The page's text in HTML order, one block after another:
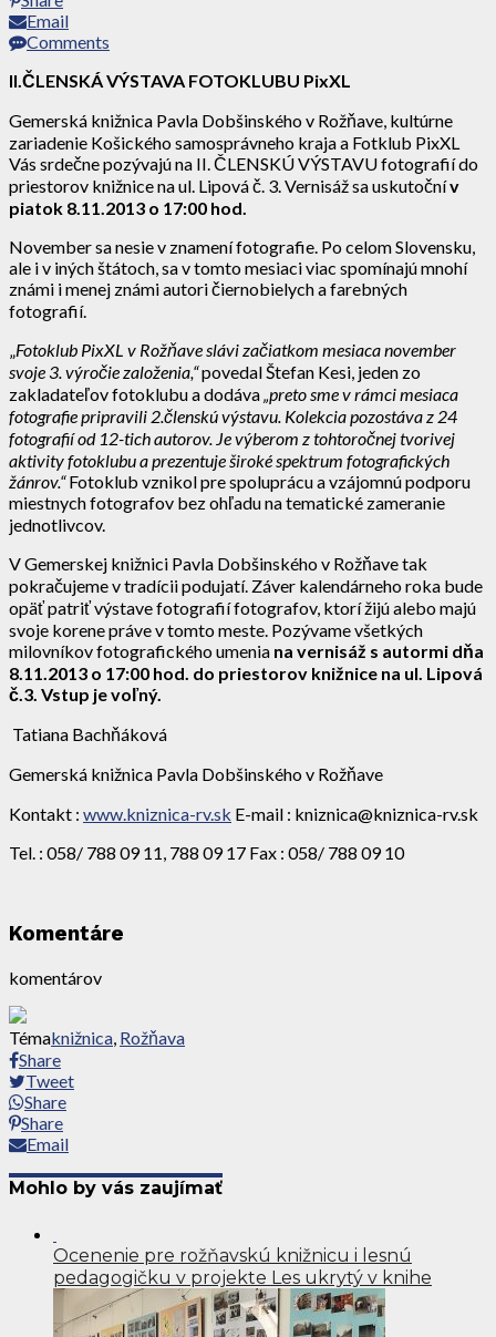
Email
Comments
II.ČLENSKÁ VÝSTAVA FOTOKLUBU PixXL
Gemerská knižnica Pavla Dobšinského v Rožňave, kultúrne
zariadenie Košického samosprávneho kraja a Fotklub PixXL
Vás srdečnepozývajú na II. ČLENSKÚ VÝSTAVU fotografií do
priestorov knižnice na ul. Lipová č. 3. Vernisáž sa uskutočnív
piatok 8.11.2013 o 17:00 hod.
November sa nesie v znamení fotografie. Po celom Slovensku,
ale i v iných štátoch, sa v tomto mesiaci viac spomínajú mnohí
známi i menej známi autori čiernobielych a farebných
fotografií.
Fotoklub PixXL v Rožňave slávi začiatkom mesiaca november
svoje 3. výročie založenia,“povedal Štefan Kesi, jeden zo
zakladateľov fotoklubu a dodáva „preto sme v rámci mesiaca
fotografie pripravili 2.členskú výstavu. Kolekcia pozostáva z 24
fotografií od 12-tich autorov. Je výberom z tohtoročnej tvorivej
aktivity fotoklubu a prezentuje široké spektrum fotografických
žánrov.“Fotoklub vznikol pre spoluprácu a vzájomnú podporu
miestnych fotografov bez ohľadu na tematické zameranie
jednotlivcov.
V Gemerskej knižnici Pavla Dobšinského v Rožňave tak
pokračujeme v tradícii podujatí. Záver kalendárneho roka bude
opäť patriť výstave fotografií fotografov, ktorí žijú alebo majú
svoje korene práve v tomto meste. Pozývame všetkých
milovníkov fotografického umenia na vernisáž s autormi dňa
8.11.2013 o 17:00 hod. do priestorov knižnice na ul. Lipová
č.3. Vstup je voľný.
Tatiana Bachňáková
Gemerská knižnica Pavla Dobšinského v Rožňave
Kontakt : www.kniznica-rv.sk E-mail : kniznica@kniznica-rv.sk
Tel. : 058/ 788 09 11, 788 09 17 Fax : 058/ 788 09 10
Komentáre
komentárov
Témaknižnica, Rožňava
Share
Tweet
Share
Share
Email
Mohlo by vás zaujímať
Ocenenie pre rožňavskú knižnicu i lesnú
pedagogičku v projekte Les ukrytý v knihe